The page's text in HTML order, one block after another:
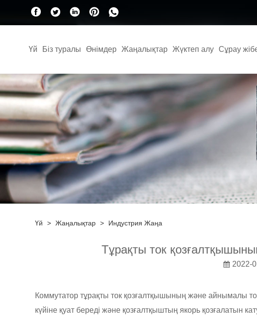
Үй Біз туралы Өнімдер Жаңалықтар Жүктеп алу Сұрау
Үй > Жаңалықтар > Индустрия Жаңа
Тұрақты ток
2022-
Коммутатор тұрақты ток қозғалтқышының және айнымалы
күйіне қуат береді және қозғалтқыштың якорь қозғалатын